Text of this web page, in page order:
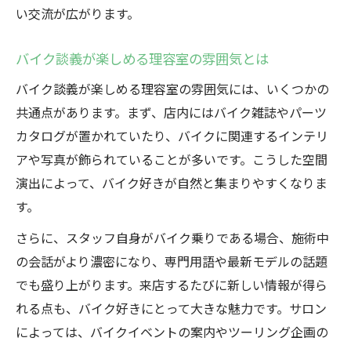
理容室でバイク仲間と楽しむリラックスタ
い交流が広がります。
バイク談義が楽しめる理容室の雰囲気とは
バイク談義が楽しめる理容室の雰囲気には、いくつかの
共通点があります。まず、店内にはバイク雑誌やパーツ
カタログが置かれていたり、バイクに関連するインテリ
アや写真が飾られていることが多いです。こうした空間
演出によって、バイク好きが自然と集まりやすくなりま
す。
さらに、スタッフ自身がバイク乗りである場合、施術中
の会話がより濃密になり、専門用語や最新モデルの話題
でも盛り上がります。来店するたびに新しい情報が得ら
れる点も、バイク好きにとって大きな魅力です。サロン
によっては、バイクイベントの案内やツーリング企画の